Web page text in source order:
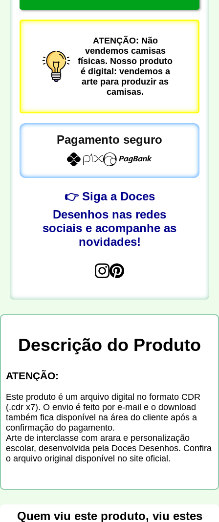
ATENÇÃO: Não
vendemos camisas
físicas. Nosso produto
é digital: vendemos a
arte para produzir as
camisas.
Pagamento seguro
👉 Siga a Doces
Desenhos nas redes
sociais e acompanhe as
novidades!
Descrição do Produto
ATENÇÃO:
Este produto é um arquivo digital no formato CDR
(.cdr x7). O envio é feito por e-mail e o download
também fica disponível na área do cliente após a
confirmação do pagamento.
Arte de interclasse com arara e personalização
escolar, desenvolvida pela Doces Desenhos. Confira
o arquivo original disponível no site oficial.
Quem viu este produto, viu estes